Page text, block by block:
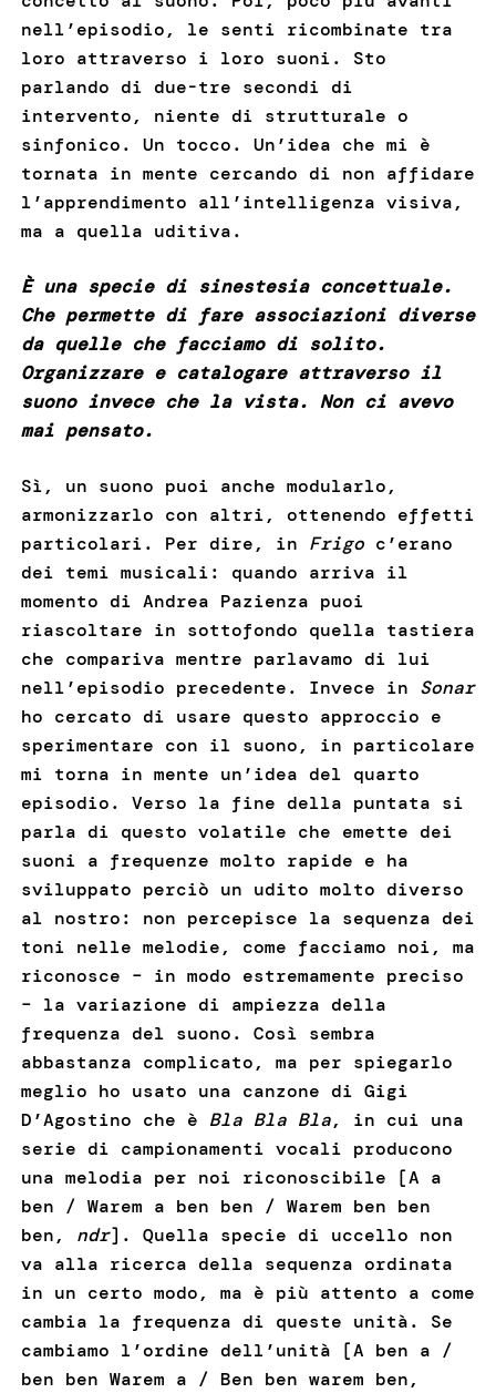
nell’episodio, le senti ricombinate tra
loro attraverso i loro suoni. Sto
parlando di due-tre secondi di
intervento, niente di strutturale o
sinfonico. Un tocco. Un’idea che mi è
tornata in mente cercando di non affidare
l’apprendimento all’intelligenza visiva,
ma a quella uditiva.
È una specie di sinestesia concettuale.
Che permette di fare associazioni diverse
da quelle che facciamo di solito.
Organizzare e catalogare attraverso il
suono invece che la vista. Non ci avevo
mai pensato.
Sì, un suono puoi anche modularlo,
armonizzarlo con altri, ottenendo effetti
particolari. Per dire, in Frigoc’erano
dei temi musicali: quando arriva il
momento di Andrea Pazienza puoi
riascoltare in sottofondo quella tastiera
che compariva mentre parlavamo di lui
nell’episodio precedente. Invece in Sonar
ho cercato di usare questo approccio e
sperimentare con il suono, in particolare
mi torna in mente un’idea del quarto
episodio. Verso la fine della puntata si
parla di questo volatile che emette dei
suoni a frequenze molto rapide e ha
sviluppato perciò un udito molto diverso
al nostro: non percepisce la sequenza dei
toni nelle melodie, come facciamo noi, ma
riconosce – in modo estremamente preciso
– la variazione di ampiezza della
frequenza del suono. Così sembra
abbastanza complicato, ma per spiegarlo
meglio ho usato una canzone di Gigi
D’Agostino che è Bla Bla Bla, in cui una
serie di campionamenti vocali producono
una melodia per noi riconoscibile [A a
ben / Warem a ben ben / Warem ben ben
ben, ndr]. Quella specie di uccello non
va alla ricerca della sequenza ordinata
in un certo modo, ma è più attento a come
cambia la frequenza di queste unità. Se
cambiamo l’ordine dell’unità [A ben a /
ben ben Warem a / Ben ben warem ben,